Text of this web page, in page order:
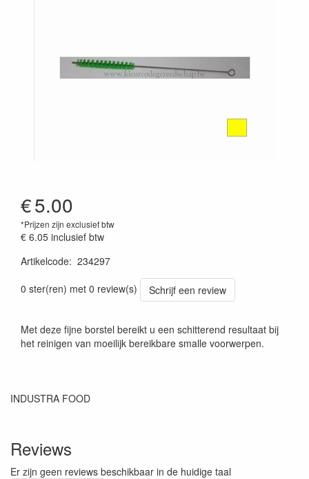
€5.00
*Prijzen zijn exclusief btw
€ 6.05 inclusief btw
Artikelcode: 234297
0 ster(ren) met 0 review(s)
Schrijf een review
Met deze fijne borstel bereikt u een schitterend resultaat bij
het reinigen van moeilijk bereikbare smalle voorwerpen.
INDUSTRA FOOD
Reviews
Er zijn geen reviews beschikbaar in de huidige taal